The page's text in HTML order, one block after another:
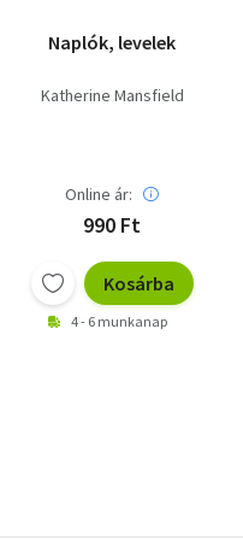
Naplók, levelek
Katherine Mansfield
Online ár:
990 Ft
Kosárba
4 - 6 munkanap